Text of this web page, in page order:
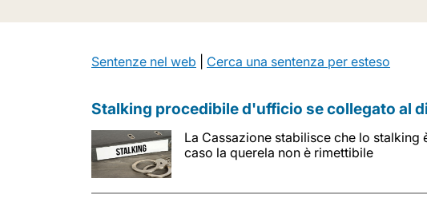
Sentenze nel web Cerca una sentenza per esteso
Stalking procedibile d'ufficio se collegato al
La Cassazione stabilisce che lo
caso la querela non è rimettibile